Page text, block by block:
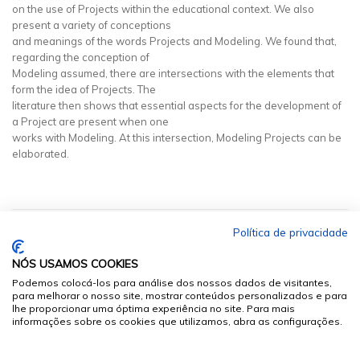
on the use of Projects within the educational context. We also
present a variety of conceptions
and meanings of the words Projects and Modeling. We found that,
regarding the conception of
Modeling assumed, there are intersections with the elements that
form the idea of Projects. The
literature then shows that essential aspects for the development of
a Project are present when one
works with Modeling. At this intersection, Modeling Projects can be
elaborated.
Política de privacidade
NÓS USAMOS COOKIES
Podemos colocá-los para análise dos nossos dados de visitantes,
para melhorar o nosso site, mostrar conteúdos personalizados e para
lhe proporcionar uma óptima experiência no site. Para mais
informações sobre os cookies que utilizamos, abra as configurações.